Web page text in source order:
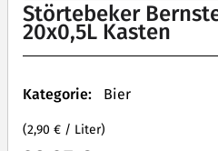
Störtebeker
20x0,5L Kasten
Kategorie: Bier
(2,90 € / Liter)